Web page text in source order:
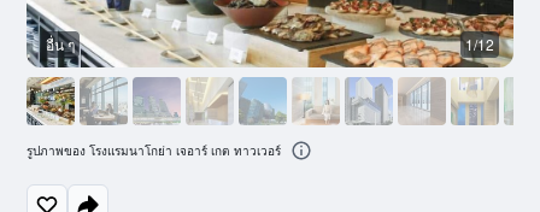
อื่น ๆ 1/12
รูปภาพของ โรงแรมนาโกย่า เจอาร์ เกต ทาวเวอร์